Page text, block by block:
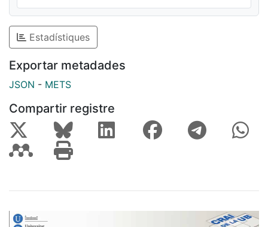
Estadístiques
Exportar metadades
JSON - METS
Compartir registre